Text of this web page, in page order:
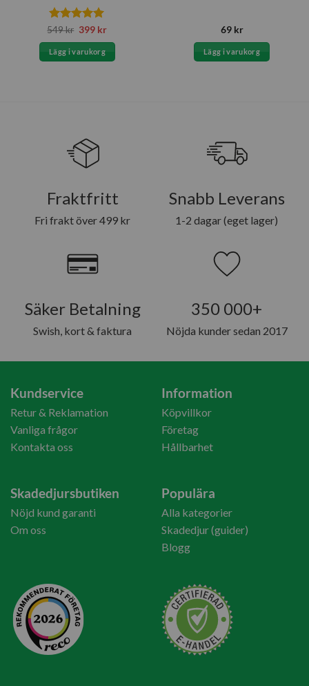
Betygsatt
4.89av 5
549kr Det
priset
var:
549 kr.
399 krDet
priset
är:
399 kr.
Lägg i varukorg
69 kr
Lägg i varukorg
Fraktfritt
Fri frakt över 499 kr
Snabb Leverans
1-2 dagar (eget lager)
Säker Betalning
Swish, kort & faktura
350 000+
Nöjda kunder sedan 2017
Kundservice
Retur & Reklamation
Vanliga frågor
Kontakta oss
Information
Köpvillkor
Företag
Hållbarhet
Skadedjursbutiken
Nöjd kund garanti
Om oss
Populära
Alla kategorier
Skadedjur (guider)
Blogg